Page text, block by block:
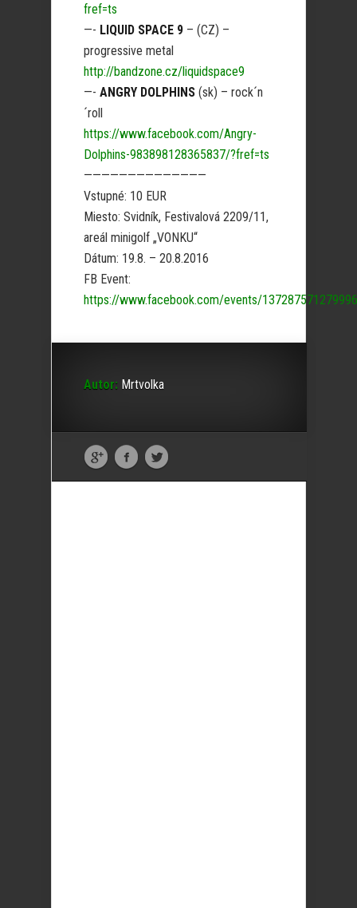
fref=ts
—- LIQUID SPACE 9 – (CZ) –
progressive metal
http://bandzone.cz/liquidspace9
—- ANGRY DOLPHINS (sk) – rock´n
´roll
https://www.facebook.com/Angry-
Dolphins-983898128365837/?fref=ts
——————————————
Vstupné: 10 EUR
Miesto: Svidník, Festivalová 2209/11,
areál minigolf „VONKU“
Dátum: 19.8. – 20.8.2016
FB Event:
https://www.facebook.com/events/
Autor: Mrtvolka